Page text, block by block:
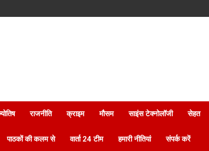
राजनीति क्राइम मौसम साइंस टेक्नोलॉजी सेहत
पाठकों की कलम से वार्ता 24 टीम हमारी नीतियां संपर्क करें